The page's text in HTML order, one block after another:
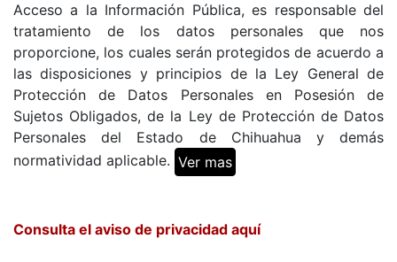
Acceso a la Información Pública, es responsable del
tratamiento de los datos personales que nos
proporcione, los cuales serán protegidos de acuerdo a
las disposiciones y principios de la Ley General de
Protección de Datos Personales en Posesión de
Sujetos Obligados, de la Ley de Protección de Datos
Personales del Estado de Chihuahua y demás
normatividad aplicable. Ver mas
Consulta el aviso de privacidad aquí